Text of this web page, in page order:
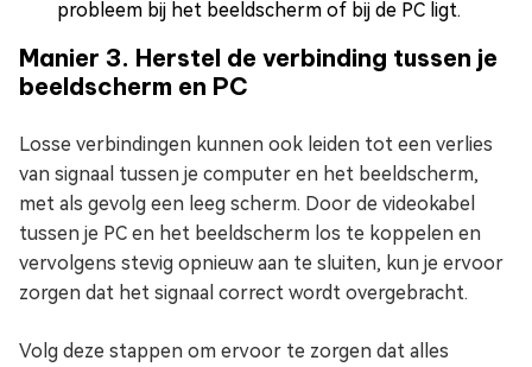
probleem bij het beeldscherm of bij de PC ligt.
Manier 3. Herstel de verbinding tussen je
beeldscherm en PC
Losse verbindingen kunnen ook leiden tot een verlies
van signaal tussen je computer en het beeldscherm,
met als gevolg een leeg scherm. Door de videokabel
tussen je PC en het beeldscherm los te koppelen en
vervolgens stevig opnieuw aan te sluiten, kun je ervoor
zorgen dat het signaal correct wordt overgebracht.
Volg deze stappen om ervoor te zorgen dat alles